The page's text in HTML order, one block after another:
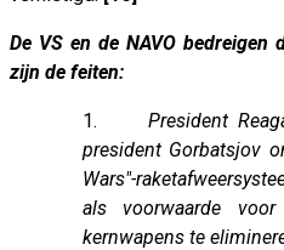
De VS en de NAVO bedreigen
zijn de feiten:
1. President
president Gorbatsjov
Wars"-
als voorwaarde
kernwapens te